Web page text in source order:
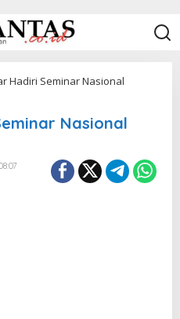
Hadiri Seminar Nasional
Nasional